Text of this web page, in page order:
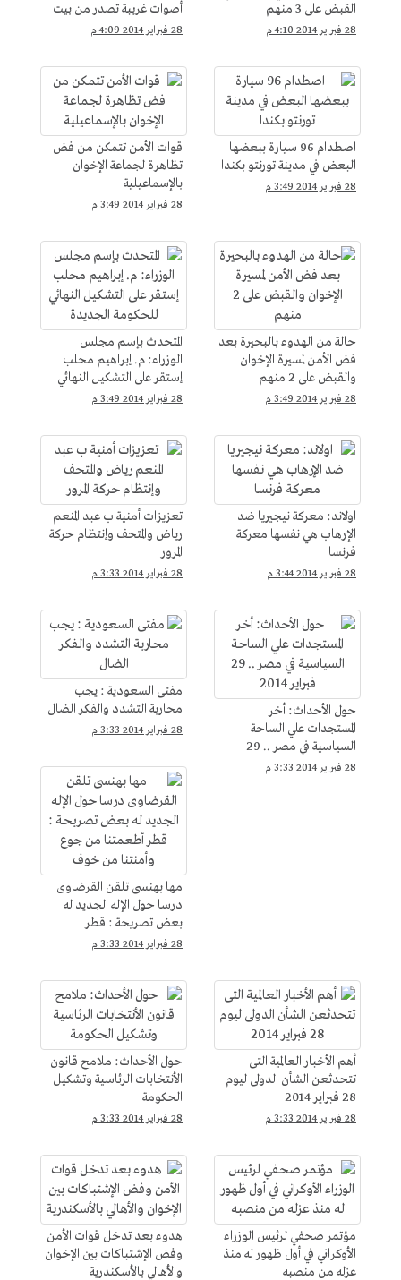
القبض على 3 منهم
28 فبراير 2014 4:10 م
أصوات غريبة تصدر من بيت
الفنانة الراحلة ذكري
28 فبراير 2014 4:09 م
اصطدام 96 سيارة ببعضها
البعض في مدينة تورنتو بكندا
28 فبراير 2014 3:49 م
قوات الأمن تتمكن من فض
تظاهرة لجماعة الإخوان
بالإسماعيلية
28 فبراير 2014 3:49 م
حالة من الهدوء بالبحيرة بعد
فض الأمن لمسيرة الإخوان
والقبض على 2 منهم
28 فبراير 2014 3:49 م
المتحدث بإسم مجلس
الوزراء: م. إبراهيم محلب
إستقر على التشكيل النهائي
للحكومة الجديدة
28 فبراير 2014 3:49 م
اولاند: معركة نيجيريا ضد
الإرهاب هي نفسها معركة
فرنسا
28 فبراير 2014 3:44 م
تعزيزات أمنية ب عبد المنعم
رياض والمتحف وإنتظام حركة
المرور
28 فبراير 2014 3:33 م
حول الأحداث: أخر
المستجدات علي الساحة
السياسية في مصر .. 29
فبراير 2014
28 فبراير 2014 3:33 م
مفتى السعودية : يجب
محاربة التشدد والفكر الضال
28 فبراير 2014 3:33 م
مها بهنسى تلقن القرضاوى
درسا حول الإله الجديد له
بعض تصريحة : قطر
أطعمتنا من جوع وأمنتنا من
28 فبراير 2014 3:33 م
أهم الأخبار العالمية التى
تتحدثعن الشأن الدولى ليوم
28 فبراير 2014
28 فبراير 2014 3:33 م
حول الأحداث: ملامح قانون
الأنتخابات الرئاسية وتشكيل
الحكومة
28 فبراير 2014 3:33 م
مؤتمر صحفي لرئيس الوزراء
الأوكراني في أول ظهور له منذ
عزله من منصبه
هدوء بعد تدخل قوات الأمن
وفض الإشتباكات بين الإخوان
والأهالي بالأسكندرية